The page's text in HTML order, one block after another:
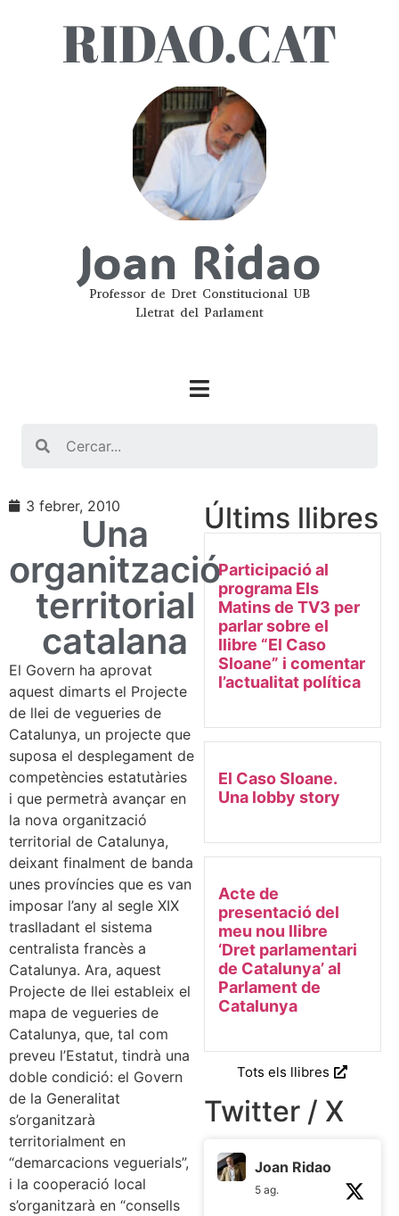
RIDAO.CAT
Joan Ridao
Professor de Dret Constitucional UB
Lletrat del Parlament
3 febrer, 2010
Una
organització
territorial
catalana
El Govern ha aprovat
aquest dimarts el Projecte
de llei de vegueries de
Catalunya, un projecte que
suposa el desplegament de
competències estatutàries
i que permetrà avançar en
la nova organització
territorial de Catalunya,
deixant finalment de banda
unes províncies que es van
imposar l’any al segle XIX
traslladant el sistema
centralista francès a
Catalunya. Ara, aquest
Projecte de llei estableix el
mapa de vegueries de
Catalunya, que, tal com
preveu l’Estatut, tindrà una
doble condició: el Govern
de la Generalitat
s’organitzarà
territorialment en
“demarcacions veguerials”,
i la cooperació local
s’organitzarà en “consells
Últims llibres
Participació al
programa Els
Matins de TV3 per
parlar sobre el
llibre “El Caso
Sloane” i comentar
l’actualitat política
El Caso Sloane.
Una lobby story
Acte de
presentació del
meu nou llibre
‘Dret parlamentari
de Catalunya’ al
Parlament de
Catalunya
Tots els llibres
Twitter / X
Joan Ridao
5 ag.